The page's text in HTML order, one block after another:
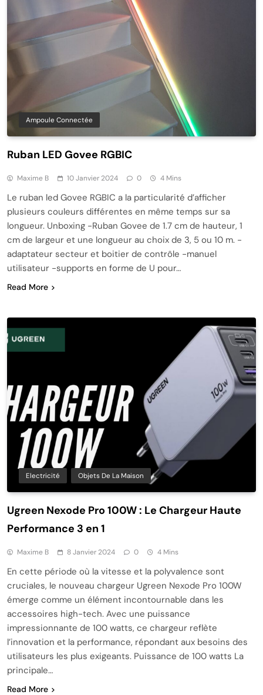
Ampoule Connectée
Ruban LED Govee RGBIC
Maxime B 10 Janvier 2024 0 4 Mins
Le ruban led Govee RGBIC a la particularité d’afficher
plusieurs couleurs différentes en même temps sur sa
longueur. Unboxing -Ruban Govee de 1.7 cm de hauteur, 1
cm de largeur et une longueur au choix de 3, 5 ou 10 m. -
adaptateur secteur et boitier de contrôle -manuel
utilisateur -supports en forme de U pour…
Read More
Electricité Objets De La Maison
Ugreen Nexode Pro 100W : Le Chargeur Haute
Performance 3 en 1
Maxime B 8 Janvier 2024 0 4 Mins
En cette période où la vitesse et la polyvalence sont
cruciales, le nouveau chargeur Ugreen Nexode Pro 100W
émerge comme un élément incontournable dans les
accessoires high-tech. Avec une puissance
impressionnante de 100 watts, ce chargeur reflète
l’innovation et la performance, répondant aux besoins des
utilisateurs les plus exigeants. Puissance de 100 watts La
principale…
Read More